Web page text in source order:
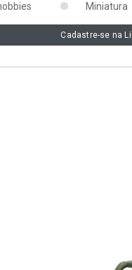
Miniatura
Cadastre-se na